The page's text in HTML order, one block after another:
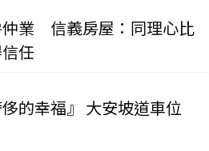
永和區環河西路二段
07月 成交
5,800萬
仲業 信義房屋：同理心比
任
的幸福』 大安坡道車位